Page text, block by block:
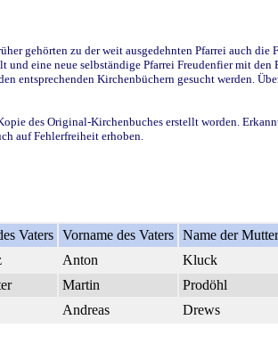
gehörten zu der weit ausgedehnten Pfarrei auch die
eine neue selbständige Pfarrei Freudenfier mit
entsprechenden Kirchenbüchern gesucht werden.
des Original-Kirchenbuches erstellt worden.
auf Fehlerfreiheit erhoben.
Vaters Vorname des Vaters Name der Mutter
Anton Kluck
Martin Prodöhl
Andreas Drews